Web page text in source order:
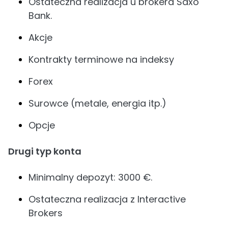
Bank.
Akcje
Kontrakty terminowe na indeksy
Forex
Surowce (metale, energia itp.)
Opcje
Drugi typ konta
Minimalny depozyt: 3000 €.
Ostateczna realizacja z Interactive
Brokers